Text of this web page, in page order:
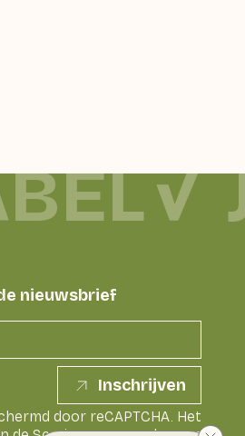
nieuwsbrief
Inschrijven
door reCAPTCHA. Het